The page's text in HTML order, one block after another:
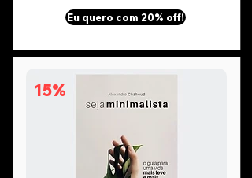
Eu quero com 20% off!
15%